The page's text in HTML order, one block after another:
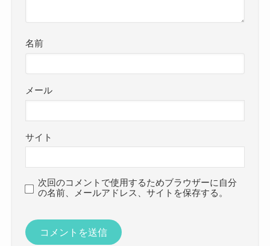
名前
メール
サイト
次回のコメントで使用するためブラウザーに自分
の名前、メールアドレス、サイトを保存する。